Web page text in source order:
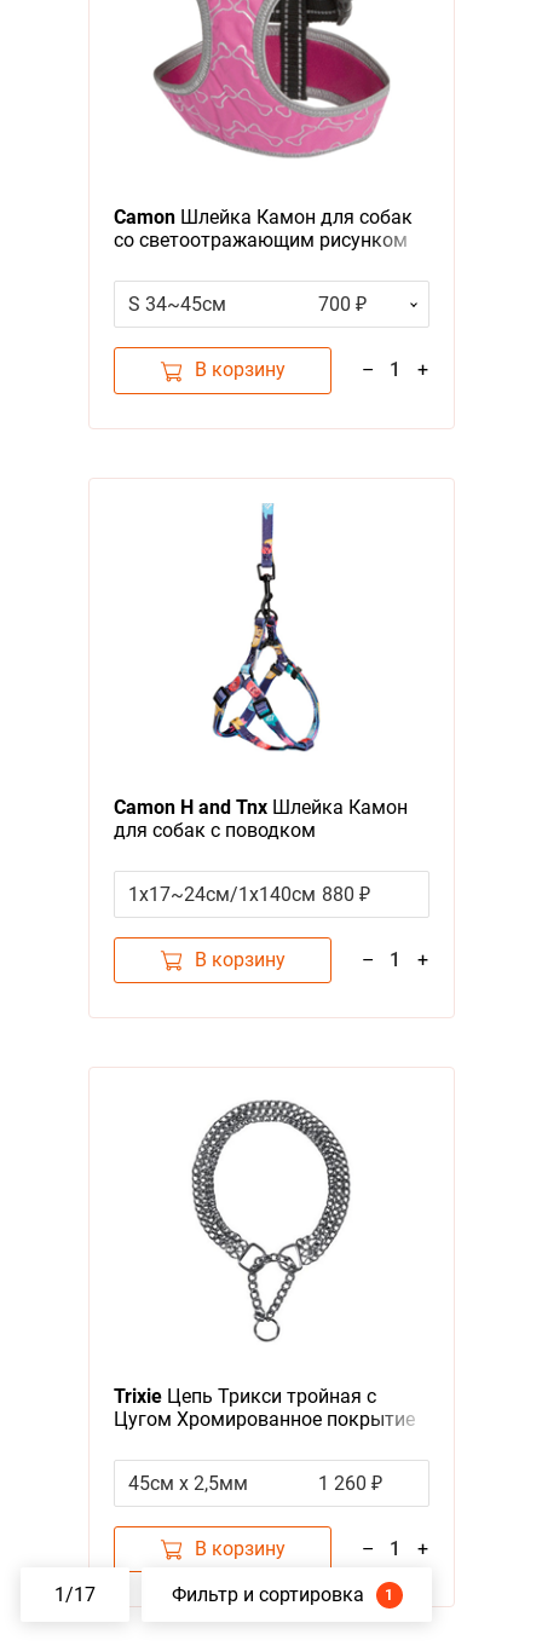
CamonШлейка Камон для собак
со светоотражающим рисунком
S 34~45см
700 ₽
В корзину – 1 +
Camon H and TnxШлейка Камон
для собак с поводком
1x17~24см/1x140см 880 ₽
В корзину – 1 +
TrixieЦепь Трикси тройная с
Цугом Хромированное покрытие
45см х 2,5мм 1 260 ₽
В корзину – 1
+
1/17 Фильтр и сортировка 1